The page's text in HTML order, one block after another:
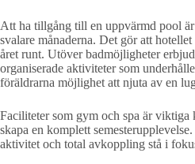
Att ha tillgång till en uppvärmd pool
svalare månaderna. Det gör att
året runt. Utöver badmöjligheter
organiserade aktiviteter som
föräldrarna möjlighet att njuta av en
Faciliteter som gym och spa är viktiga
skapa en komplett
aktivitet och total avkoppling stå i